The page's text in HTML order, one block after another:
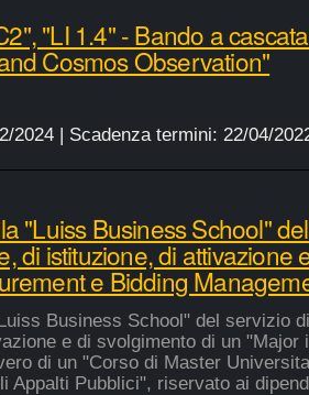
"LI 1.4" - Bando a
Cosmos Observation"
2024| Scadenza termini: 22/04/
"Luiss Business School"
di istituzione, di attivazione
e Bidding
Business School" del servizio
e di svolgimento di un "Major
di un "Corso di Master
Appalti Pubblici", riservato ai